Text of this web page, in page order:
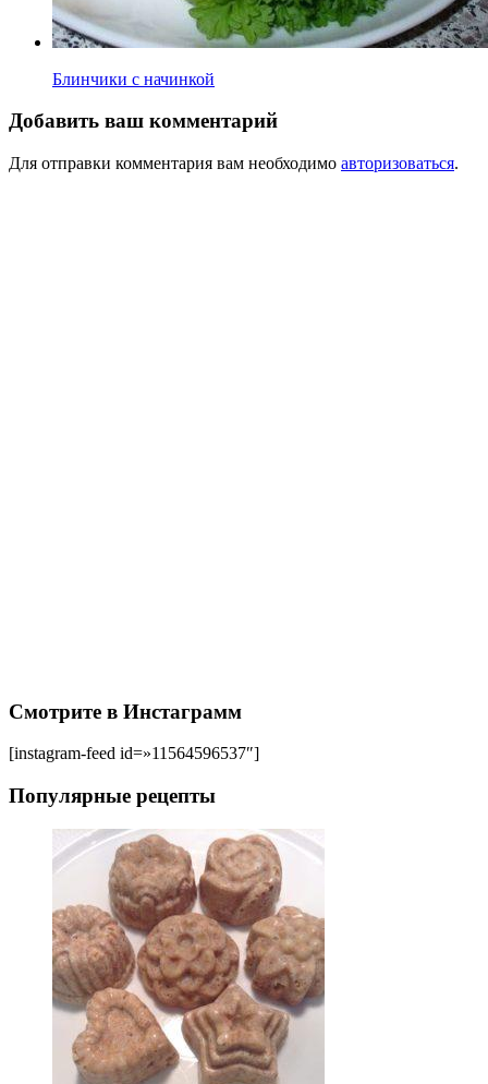
Блинчики с начинкой
Добавить ваш комментарий
Для отправки комментария вам необходимо авторизоваться.
Смотрите в Инстаграмм
[instagram-feed id=»11564596537″]
Популярные рецепты